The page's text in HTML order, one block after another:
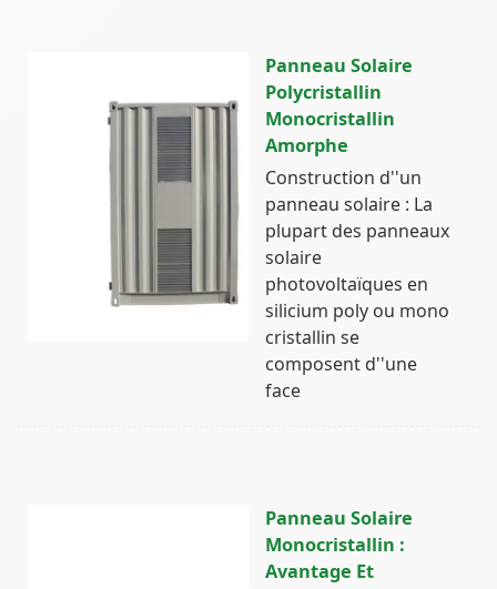
Panneau Solaire
Polycristallin
Monocristallin
Amorphe
Construction d''un
panneau solaire : La
plupart des panneaux
solaire
photovoltaïques en
silicium poly ou mono
cristallin se
composent d''une
face
Panneau Solaire
Monocristallin :
Avantage Et